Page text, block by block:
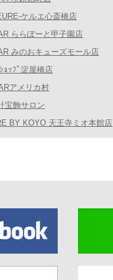
ケルエ心斎橋店
ららぽーと甲子園店
みのおキューズモール店
ｮｯﾌﾟ淀屋橋店
アメリカ村
宝飾サロン
BY KOYO 天王寺ミオ本館店